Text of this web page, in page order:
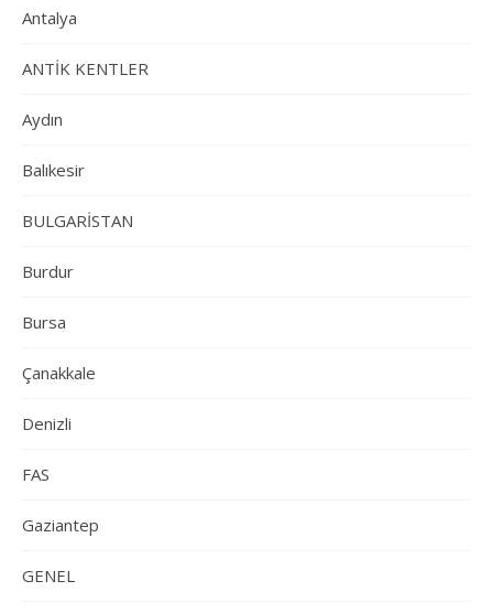
Antalya
ANTİK KENTLER
Aydın
Balıkesir
BULGARİSTAN
Burdur
Bursa
Çanakkale
Denizli
FAS
Gaziantep
GENEL